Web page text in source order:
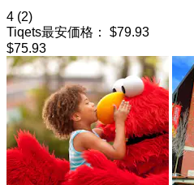
4 (2)
Tiqets最安価格：
$79.93
$75.93